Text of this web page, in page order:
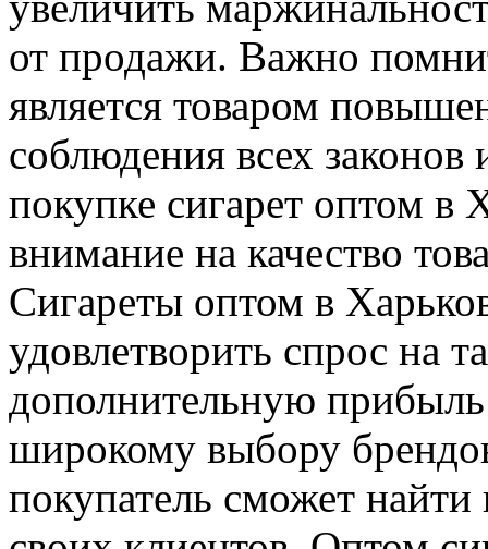
от продажи. Важно
является товаром
соблюдения всех
покупке сигарет оптом в
внимание на качество
Сигареты оптом в
удовлетворить спрос на
дополнительную
широкому выбору
покупатель сможет